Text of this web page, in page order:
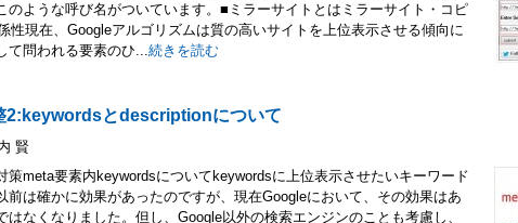
のような呼び名がついています。■ミラーサイトとはミラーサイト・コピ
性現在、Googleアルゴリズムは質の高いサイトを上位表示させる傾向に
て問われる要素のひ...続きを読む
2:keywordsとdescriptionについて
賢
策meta要素内keywordsについてkeywordsに上位表示させたいキーワード
前は確かに効果があったのですが、現在Googleにおいて、その効果はあ
はなくなりました。但し、Google以外の検索エンジンのことも考慮し、